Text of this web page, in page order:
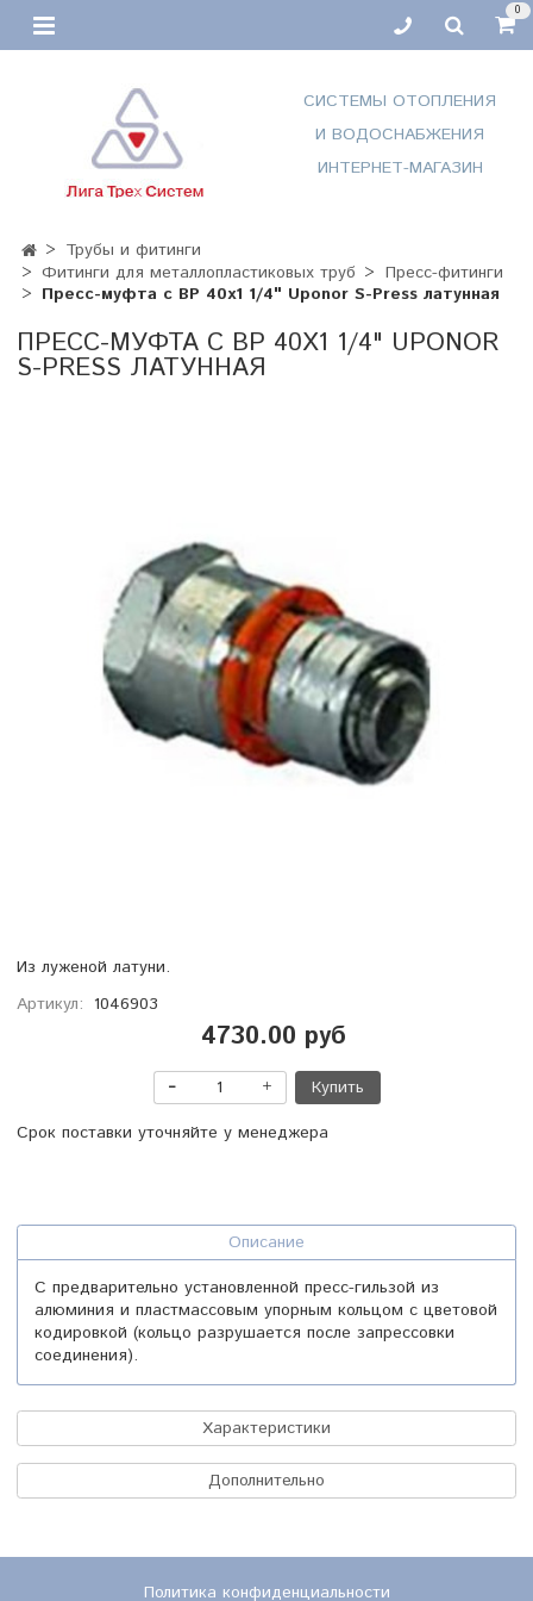
0
СИСТЕМЫ ОТОПЛЕНИЯ
И ВОДОСНАБЖЕНИЯ
ИНТЕРНЕТ-МАГАЗИН
Трубы и фитинги
Фитинги для металлопластиковых труб
Пресс-фитинги
Пресс-муфта с ВР 40х1 1/4" Uponor S-Press латунная
ПРЕСС-МУФТА С ВР 40Х1 1/4" UPONOR
S-PRESS ЛАТУННАЯ
Из луженой латуни.
Артикул: 1046903
4730.00 руб
Купить
Срок поставки уточняйте у менеджера
Описание
С предварительно установленной пресс-гильзой из
алюминия и пластмассовым упорным кольцом с цветовой
кодировкой (кольцо разрушается после запрессовки
соединения).
Характеристики
Дополнительно
Политика конфиденциальности